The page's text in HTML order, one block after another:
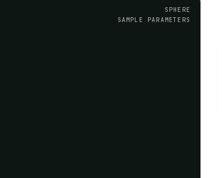
SPHERE
SAMPLE PARAMETERS